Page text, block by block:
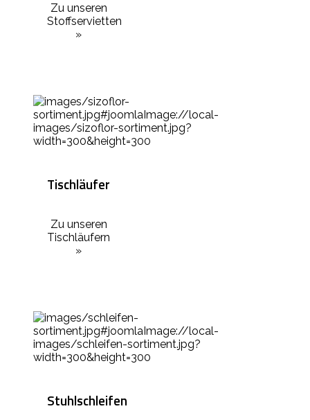
Zu unseren
Stoffservietten
»
Tischläufer
Zu unseren
Tischläufern
»
Stuhlschleifen